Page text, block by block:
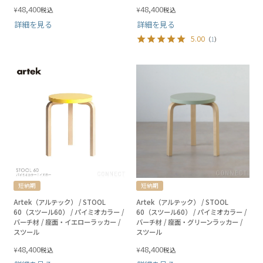
¥48,400税込
詳細を見る
¥48,400税込
詳細を見る
5.00 （1）
短納期
Artek（アルテック） / STOOL
60（スツール60） / パイミオカラー /
バーチ材 / 座面・イエローラッカー /
スツール
¥48,400税込
短納期
Artek（アルテック） / STOOL
60（スツール60） / パイミオカラー /
バーチ材 / 座面・グリーンラッカー /
スツール
¥48,400税込